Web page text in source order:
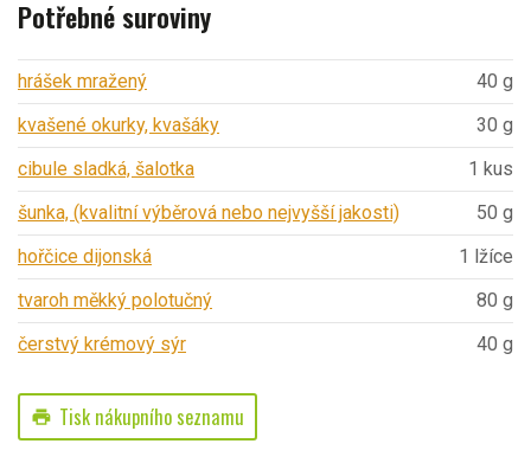
Potřebné suroviny
hrášek mražený
40 g
kvašené okurky, kvašáky
30 g
cibule sladká, šalotka
1 kus
šunka, (kvalitní výběrová nebo nejvyšší jakosti)
50 g
hořčice dijonská
1 lžíce
tvaroh měkký polotučný
80 g
čerstvý krémový sýr
40 g
print Tisk nákupního seznamu